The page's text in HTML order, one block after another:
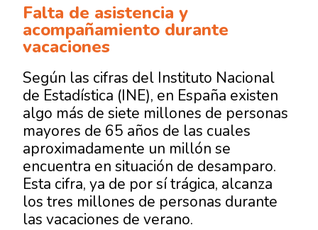
Falta de asistencia y
acompañamiento durante
vacaciones
Según las cifras del Instituto Nacional
de Estadística (INE), en España existen
algo más de siete millones de personas
mayores de 65 años de las cuales
aproximadamente un millón se
encuentra en situación de desamparo.
Esta cifra, ya de por sí trágica, alcanza
los tres millones de personas durante
las vacaciones de verano.